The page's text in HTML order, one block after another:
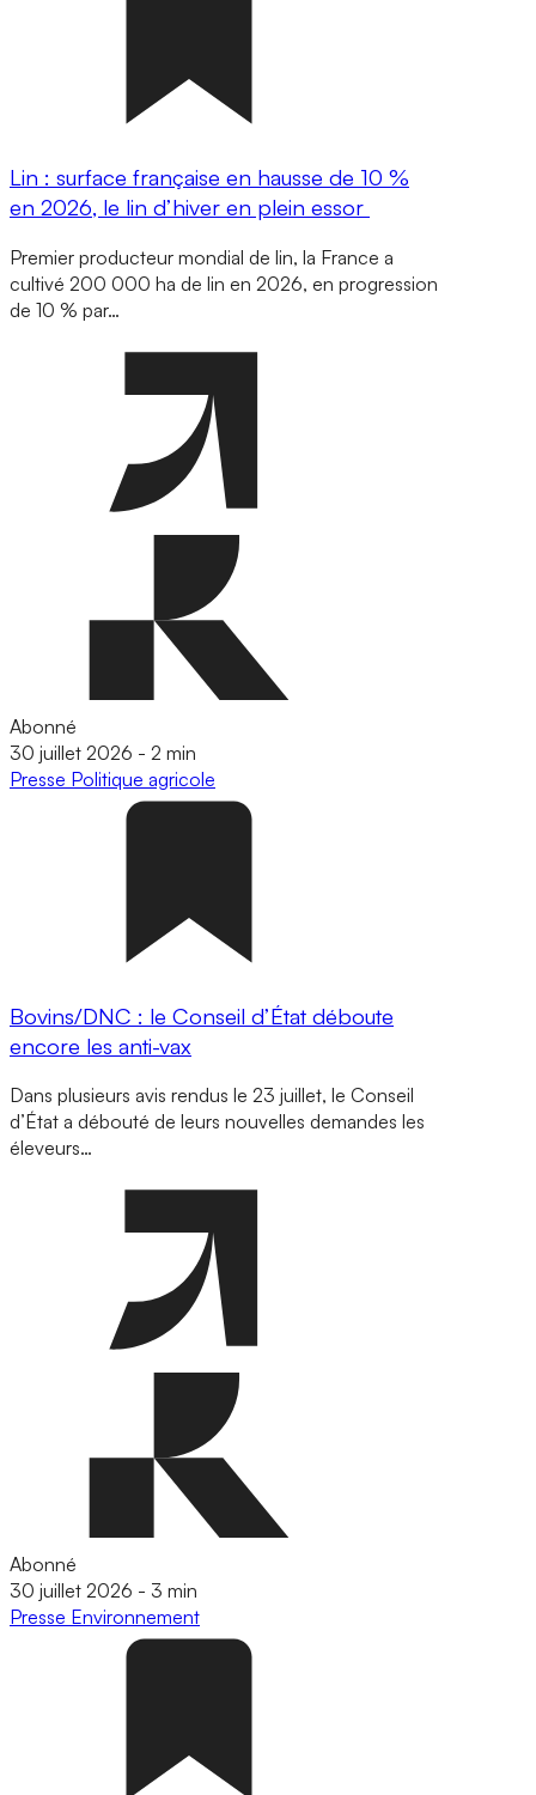
Lin : surface française en hausse de 10 %
en 2026, le lin d’hiver en plein essor
Premier producteur mondial de lin, la France a
cultivé 200 000 ha de lin en 2026, en progression
de 10 % par…
Abonné
30 juillet 2026 - 2 min
Presse Politique agricole
Bovins/DNC : le Conseil d’État déboute
encore les anti-vax
Dans plusieurs avis rendus le 23 juillet, le Conseil
d’État a débouté de leurs nouvelles demandes les
éleveurs…
Abonné
30 juillet 2026 - 3 min
Presse Environnement